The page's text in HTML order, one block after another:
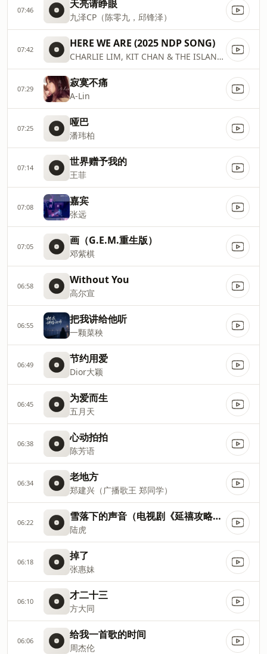
07:46 天亮请睁眼
九泽CP（陈零九，邱锋泽）
07:42 HERE WE ARE (2025 NDP SONG)
CHARLIE LIM, KIT CHAN & THE ISLAND VOICES
07:29 寂寞不痛
A-Lin
07:25 哑巴
潘玮柏
07:14 世界赠予我的
王菲
07:08 嘉宾
张远
07:05 画（G.E.M.重生版）
邓紫棋
06:58 Without You
高尔宣
06:55 把我讲给他听
一颗菜秧
06:49 节约用爱
Dior大颖
06:45 为爱而生
五月天
06:38 心动拍拍
陈芳语
06:34 老地方
郑建兴（广播歌王 郑同学）
06:22 雪落下的声音（电视剧《延禧攻略》主题曲）
陆虎
06:18 掉了
张惠妹
06:10 才二十三
方大同
06:06 给我一首歌的时间
周杰伦